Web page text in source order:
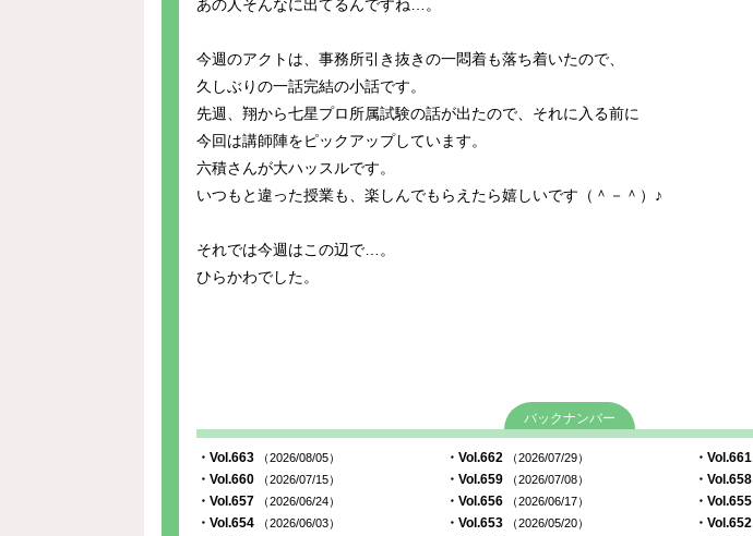
あの人そんなに出てるんですね…。
今週のアクトは、事務所引き抜きの一悶着も落ち着いたので、
久しぶりの一話完結の小話です。
先週、翔から七星プロ所属試験の話が出たので、それに入る前に
今回は講師陣をピックアップしています。
六積さんが大ハッスルです。
いつもと違った授業も、楽しんでもらえたら嬉しいです（＾－＾）♪
それでは今週はこの辺で…。
ひらかわでした。
バックナンバー
・Vol.663 （2026/08/05） ・Vol.662 （2026/07/29） ・Vol.661
・Vol.660 （2026/07/15） ・Vol.659 （2026/07/08） ・Vol.658
・Vol.657 （2026/06/24） ・Vol.656 （2026/06/17） ・Vol.655
・Vol.654 （2026/06/03） ・Vol.653 （2026/05/20） ・Vol.652